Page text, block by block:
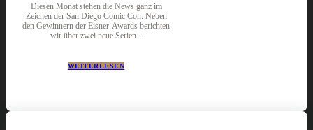
Diesen Monat stehen die News ganz im
Zeichen der San Diego Comic Con. Neben
den Gewinnern der Eisner-Awards berichten
wir über zwei neue Serien...
WEITERLESEN